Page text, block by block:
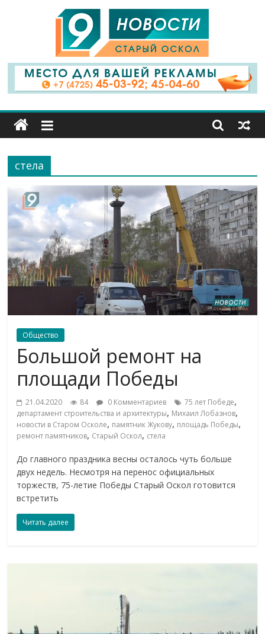
9
Канал
Старый
Оскол
стела
Общество
Большой ремонт на
площади Победы
21.04.2020 84 0 Комментариев 75 лет Победе,
департамент строительства и архитектуры, Михаил Лобазнов,
новости в Старом Осколе, памятник Жукову, площадь Победы,
ремонт памятников, Старый Оскол, стела
До главного праздника весны осталось чуть больше
двух недель. Несмотря на перенос официальных
торжеств, 75-летие Победы Старый Оскол готовится
встретить
Читать далее